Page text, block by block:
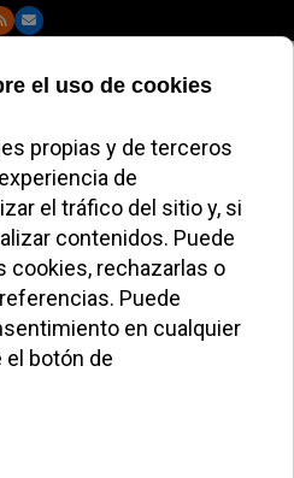
Filtrar Limpiar
Cantidad a
el clero de Tui-
en la